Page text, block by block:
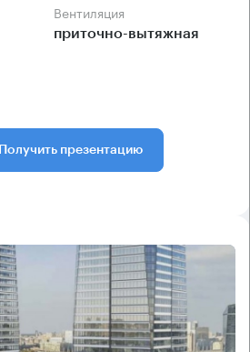
Вентиляция
приточно-вытяжная
Получить презентацию